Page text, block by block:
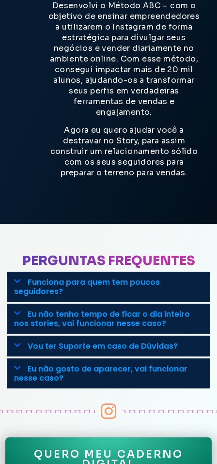
Desenvolvi o Método ABC – com o
objetivo de ensinar empreendedores
a utilizarem o Instagram de forma
estratégica para divulgar seus
negócios e vender diariamente no
ambiente online. Com esse método,
consegui impactar mais de 20 mil
alunos, ajudando-os a transformar
seus perfis em verdadeiras
ferramentas de vendas e
engajamento.
Agora eu quero ajudar você a
destravar no Story, para assim
construir um relacionamento sólido
com os seus seguidores para
preparar o terreno para vendas.
PERGUNTAS FREQUENTES
Funciona para quem tem poucos
seguidores?
Eu não tenho tempo de ficar o dia inteiro
nos stories, vai funcionar nesse caso?
Vou ter Suporte em caso de Dúvidas?
Eu não gosto de aparecer, vai funcionar
nesse caso?
QUERO MEU CADERNO